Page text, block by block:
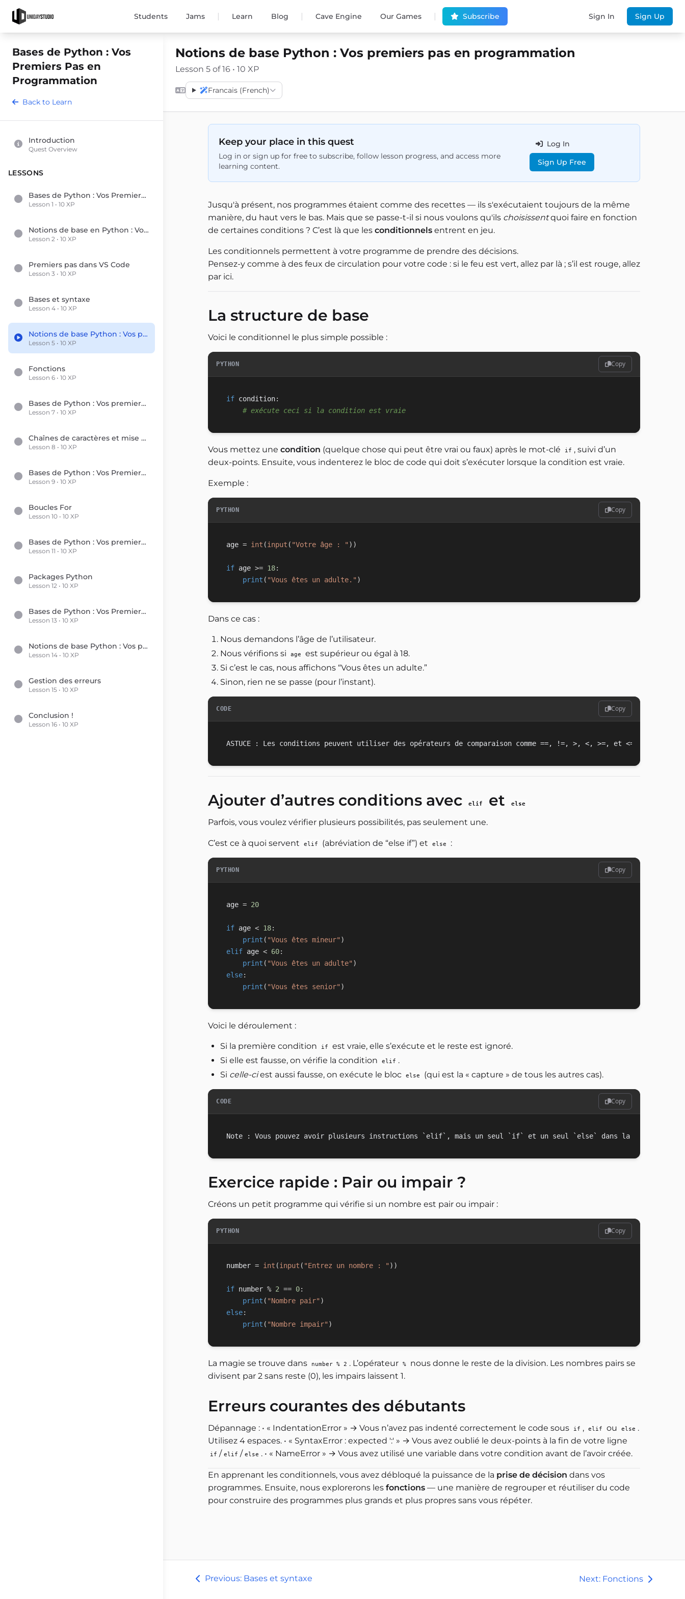
Students Jams | Learn Blog | Cave Engine Our Games | Subscribe Sign In Sign Up
Bases de Python : Vos
Premiers Pas en
Programmation
Back to Learn
Introduction
Quest Overview
LESSONS
Bases de Python : Vos Premiers Pas en Programmation
Lesson 1 • 10 XP
Notions de base en Python : Vos premiers pas en programmation
Lesson 2 • 10 XP
Premiers pas dans VS Code
Lesson 3 • 10 XP
Bases et syntaxe
Lesson 4 • 10 XP
Notions de base Python : Vos premiers pas en programmation
Lesson 5 • 10 XP
Fonctions
Lesson 6 • 10 XP
Bases de Python : Vos premiers pas en programmation
Lesson 7 • 10 XP
Chaînes de caractères et mise en forme
Lesson 8 • 10 XP
Bases de Python : Vos Premiers Pas en Programmation
Lesson 9 • 10 XP
Boucles For
Lesson 10 • 10 XP
Bases de Python : Vos premiers pas en programmation
Lesson 11 • 10 XP
Packages Python
Lesson 12 • 10 XP
Bases de Python : Vos Premiers Pas en Programmation
Lesson 13 • 10 XP
Notions de base Python : Vos premiers pas en programmation
Lesson 14 • 10 XP
Gestion des erreurs
Lesson 15 • 10 XP
Conclusion !
Lesson 16 • 10 XP
Notions de base Python : Vos premiers pas en programmation
Lesson 5 of 16 • 10 XP
Francais (French)
Keep your place in this quest
Log in or sign up for free to subscribe, follow lesson progress, and access more
learning content.
Log In
Sign Up Free
Jusqu'à présent, nos programmes étaient comme des recettes — ils s'exécutaient toujours de la même
manière, du haut vers le bas. Mais que se passe-t-il si nous voulons qu'ils choisissentquoi faire en fonction
de certaines conditions ? C’est là que les conditionnels entrent en jeu.
Les conditionnels permettent à votre programme de prendre des décisions.
Pensez-y comme à des feux de circulation pour votre code : si le feu est vert, allez par là ; s’il est rouge, allez
par ici.
La structure de base
Voici le conditionnel le plus simple possible :
PYTHON Copy
if condition:
# exécute ceci si la condition est vraie
Vous mettez une condition (quelque chose qui peut être vrai ou faux) après le mot-clé if , suivi d’un
deux-points. Ensuite, vous indenterez le bloc de code qui doit s’exécuter lorsque la condition est vraie.
Exemple :
PYTHON Copy
age = int (input ( "Votre âge : " ) )
if age >= 18:
print ( "Vous êtes un adulte." )
Dans ce cas :
Nous demandons l’âge de l’utilisateur.
Nous vérifions si
age
est supérieur ou égal à 18.
Si c’est le cas, nous affichons “Vous êtes un adulte.”
Sinon, rien ne se passe (pour l’instant).
CODE Copy
Ajouter d’autres conditions avec elif et else
Parfois, vous voulez vérifier plusieurs possibilités, pas seulement une.
C’est ce à quoi servent elif (abréviation de “else if”) et else :
PYTHON Copy
age = 20
if age < 18:
print ( "Vous êtes mineur" )
elif age < 60:
print ( "Vous êtes un adulte" )
else:
print ( "Vous êtes senior" )
Voici le déroulement :
Si la première condition if
est vraie, elle s’exécute et le reste est ignoré.
Si elle est fausse, on vérifie la condition
elif .
Si celle-ciest aussi fausse, on exécute le bloc else (qui est la « capture » de tous les autres cas).
CODE Copy
Exercice rapide : Pair ou impair ?
Créons un petit programme qui vérifie si un nombre est pair ou impair :
PYTHON Copy
number = int (input ( "Entrez un nombre : " ) )
if number % 2 == 0:
print ( "Nombre pair" )
else:
print ( "Nombre impair" )
La magie se trouve dans number % 2 . L’opérateur %
nous donne le reste de la division. Les nombres pairs se
divisent par 2 sans reste (0), les impairs laissent 1.
Erreurs courantes des débutants
Dépannage : • « IndentationError » → Vous n’avez pas indenté correctement le code sous if , elif ou else .
Utilisez 4 espaces. • « SyntaxError : expected ':' » → Vous avez oublié le deux-points à la fin de votre ligne
if / elif / else . • « NameError » → Vous avez utilisé une variable dans votre condition avant de l’avoir créée.
En apprenant les conditionnels, vous avez débloqué la puissance de la prise de décision dans vos
programmes. Ensuite, nous explorerons les fonctions — une manière de regrouper et réutiliser du code
pour construire des programmes plus grands et plus propres sans vous répéter.
Previous: Bases et syntaxe Next: Fonctions